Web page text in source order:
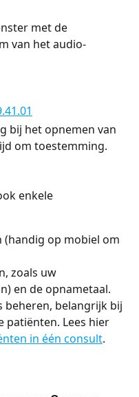
met de
van het audio-
bij het opnemen van
om toestemming.
enkele
(handig op mobiel om
zoals uw
en de opnametaal.
beheren, belangrijk bij
patiënten. Lees hier
in één consult.